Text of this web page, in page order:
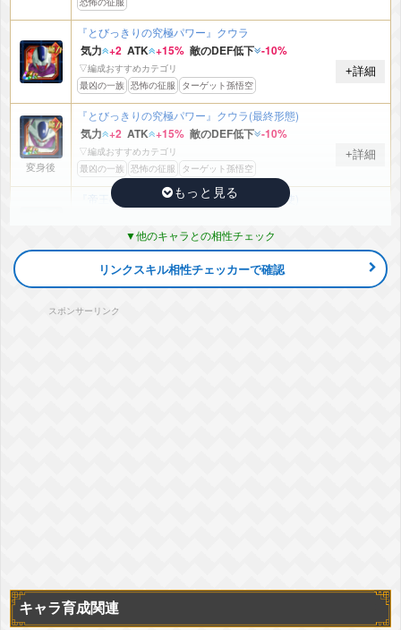
『とびっきりの究極パワー』クウラ
気力 +2 ATK +15% 敵のDEF低下 -10%
▽編成おすすめカテゴリ
最凶の一族 恐怖の征服 ターゲット孫悟空
+詳細
変身後
『とびっきりの究極パワー』クウラ(最終形態)
気力 +2 ATK +15% 敵のDEF低下 -10%
▽編成おすすめカテゴリ
最凶の一族 恐怖の征服 ターゲット孫悟空
+詳細
『帝王の真の輝き』ゴールデンフリーザ(天使)
▽編成おすすめカテゴリ
最凶の一族 継承する者
▽編成おすすめカテゴリ
他のキャラとの相性チェック
リンクスキル相性チェッカーで確認
スポンサーリンク
キャラ育成関連